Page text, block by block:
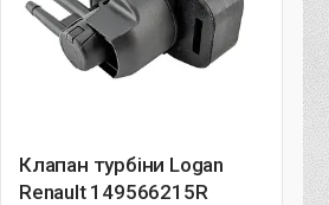
Клапан турбіни Logan
Renault 149566215R